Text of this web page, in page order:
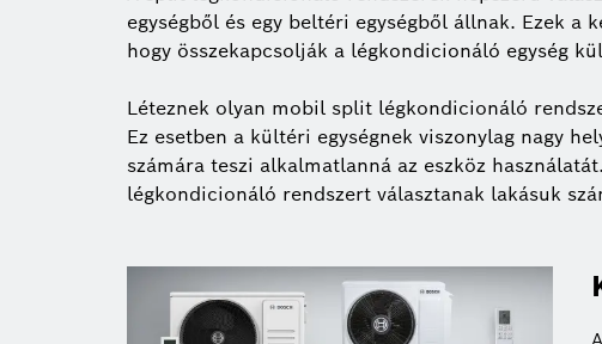
egységből és egy beltéri egységből állnak. Ezek
hogy összekapcsolják a légkondicionáló egység
Léteznek olyan mobil split légkondicionáló
Ez esetben a kültéri egységnek viszonylag nagy
számára teszi alkalmatlanná az eszköz
légkondicionáló rendszert választanak lakásuk